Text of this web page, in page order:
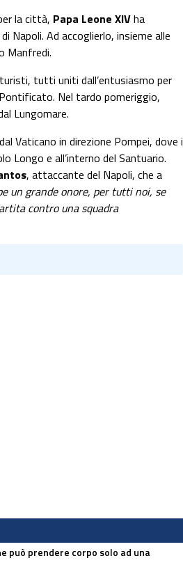
la città, Papa Leone XIVha
Napoli. Ad accoglierlo, insieme alle
Manfredi.
tutti uniti dall’entusiasmo per
Nel tardo pomeriggio,
Lungomare.
Vaticano in direzione Pompei, dove i
Longo e all’interno del Santuario.
, attaccante del Napoli, che a
un grande onore, per tutti noi, se
contro una squadra
può prendere corpo solo ad una